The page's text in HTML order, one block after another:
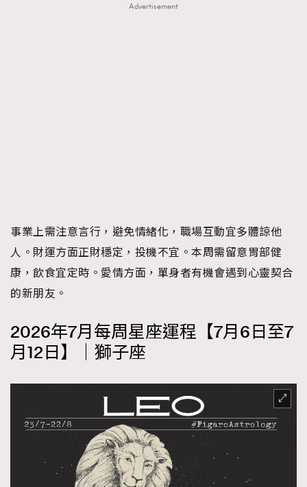
Advertisement
事業上需注意言行，避免情緒化，職場互動宜多體諒他
人。財運方面正財穩定，投機不宜。本周需留意胃部健
康，飲食宜定時。愛情方面，單身者有機會遇到心靈契合
的新朋友。
2026年7月每周星座運程【7月6日至7
月12日】｜獅子座